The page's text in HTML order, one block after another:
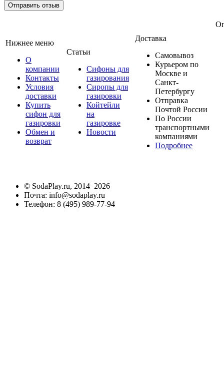
Отправить отзыв
Нижнее меню
О
компании
Контакты
Условия
доставки
Купить
сифон для
газировки
Обмен и
возврат
Статьи
Сифоны для
газирования
Сиропы для
газировки
Койтейли
на
газировке
Новости
Доставка
Самовывоз
Курьером по
Москве и
Санкт-
Петербургу
Отправка
Почтой России
По России
транспортными
компаниями
Подробнее
© SodaPlay.ru, 2014–2026
Почта: info@sodaplay.ru
Телефон: 8 (495) 989-77-94